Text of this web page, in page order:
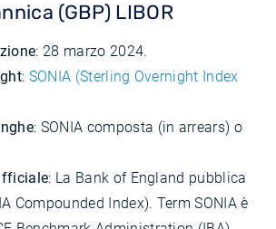
(GBP) LIBOR
: 28 marzo 2024.
: SONIA (Sterling Overnight Index
: SONIA composta (in arrears) o
: La Bank of England pubblica
Compounded Index). Term SONIA è